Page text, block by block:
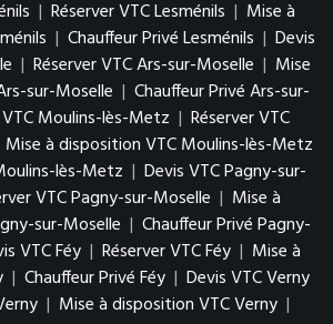
| Réserver VTC Lesménils | Mise à
| Chauffeur Privé Lesménils | Devis
| Réserver VTC Ars-sur-Moselle | Mise
sur-Moselle | Chauffeur Privé Ars-sur-
Moulins-lès-Metz | Réserver VTC
Mise à disposition VTC Moulins-lès-Metz
lès-Metz | Devis VTC Pagny-sur-
VTC Pagny-sur-Moselle | Mise à
sur-Moselle | Chauffeur Privé Pagny-
VTC Féy | Réserver VTC Féy | Mise à
| Chauffeur Privé Féy | Devis VTC Verny
| Mise à disposition VTC Verny |